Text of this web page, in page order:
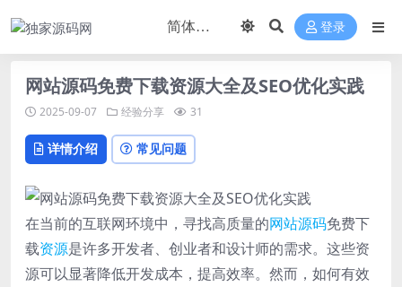
登录
网站源码免费下载资源大全及SEO优化实践
2025-09-07 经验分享 31
详情介绍 常见问题
在当前的互联网环境中，寻找高质量的网站源码免费下
载资源是许多开发者、创业者和设计师的需求。这些资
源可以显著降低开发成本，提高效率。然而，如何有效